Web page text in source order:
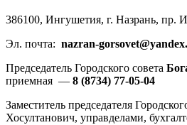
386100, Ингушетия, г. Назрань, пр.
Эл. почта: nazran-
Председатель Городского совета
приемная — 8 (8734) 77-05-04
Заместитель председателя
Хосултанович, управделами,